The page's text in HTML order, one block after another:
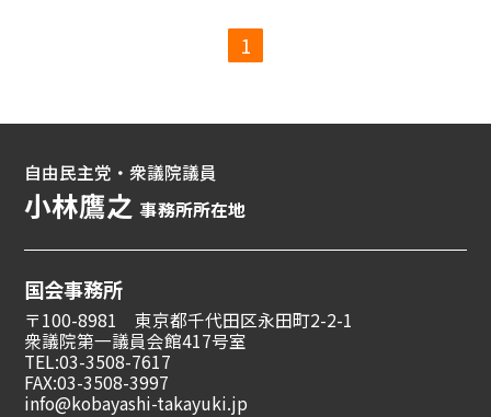
1
自由民主党・衆議院議員
小林鷹之事務所所在地
国会事務所
〒100-8981 東京都千代田区永田町2-2-1
衆議院第一議員会館417号室
TEL:03-3508-7617
FAX:03-3508-3997
info@kobayashi-takayuki.jp